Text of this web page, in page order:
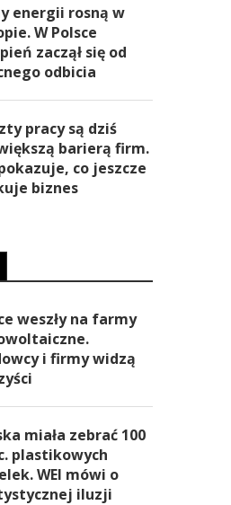
energii rosną w
W Polsce
zaczął się od
odbicia
pracy są dziś
barierą firm.
co jeszcze
biznes
weszły na farmy
i firmy widzą
miała zebrać 100
plastikowych
WEI mówi o
iluzji